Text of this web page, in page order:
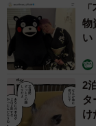
娘さんからさら
史を物語るアイ
いですね。
17年眠ってたも
pic.twitter.com/
物
い
2
け